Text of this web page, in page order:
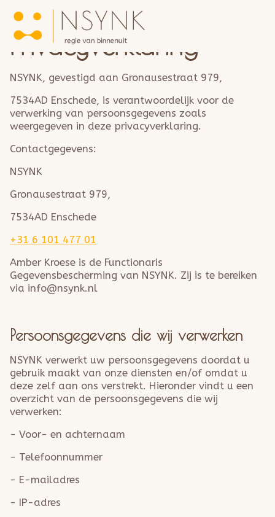
Over NSYNK
Trajecten
Metavital Human Expert-technologie
Bedrijfstrajecten
Teams & Organisaties
Reviews
Blogs
Contact
Privacyverklaring
NSYNK, gevestigd aan Gronausestraat 979,
7534AD Enschede, is verantwoordelijk voor de
verwerking van persoonsgegevens zoals
weergegeven in deze privacyverklaring.
Contactgegevens:
NSYNK
Gronausestraat 979,
7534AD Enschede
+31 6 101 477 01
Amber Kroese is de Functionaris
Gegevensbescherming van NSYNK. Zij is te bereiken
via info@nsynk.nl
Persoonsgegevens die wij verwerken
NSYNK verwerkt uw persoonsgegevens doordat u
gebruik maakt van onze diensten en/of omdat u
deze zelf aan ons verstrekt. Hieronder vindt u een
overzicht van de persoonsgegevens die wij
verwerken:
- Voor- en achternaam
- Telefoonnummer
- E-mailadres
- IP-adres